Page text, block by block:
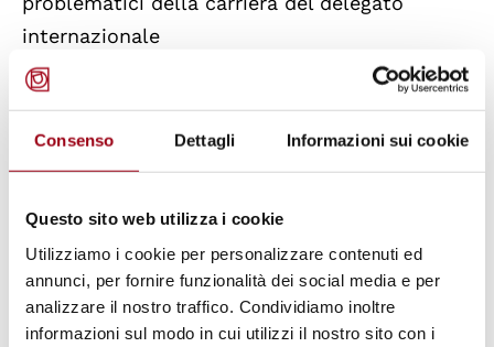
Consenso Dettagli Informazioni sui cookie
Questo sito web utilizza i cookie
Utilizziamo i cookie per personalizzare contenuti ed
annunci, per fornire funzionalità dei social media e per
analizzare il nostro traffico. Condividiamo inoltre
informazioni sul modo in cui utilizzi il nostro sito con i
internazionale
Federico Fadiga (delegato internazionale): La
Saluto del Comandante,Maggiore De Angelis
Militare CRI e le sue attività, con particolare
riferimento alle operazioni all’estero
Presentazione di materiali e mezzi